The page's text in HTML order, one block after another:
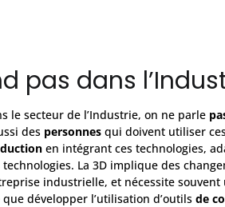
pas dans
le secteur de l’Industrie, on ne parle
des personnes qui doivent utiliser
en intégrant ces technologies,
technologies. La 3D implique des
industrielle, et nécessite souvent
que développer l’utilisation d’outils de